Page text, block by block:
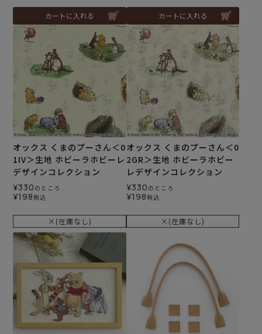
カートに入れる カートに入れる
オックス くまのプーさん＜0
1IV＞生地 ホビーラホビーレ
デザインコレクション
¥330 のところ
¥198税込
×(在庫なし)
オックス くまのプーさん＜0
2GR＞生地 ホビーラホビー
レデザインコレクション
¥330 のところ
¥198税込
×(在庫なし)